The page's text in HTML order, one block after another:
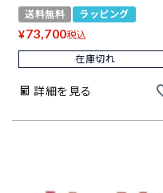
送料無料 ラッピング
¥73,700税込
在庫切れ
詳細を見る